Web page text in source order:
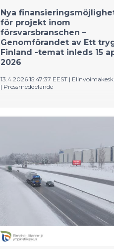
Nya
för projekt inom
försvarsbranschen –
Genomförandet av Ett
Finland -temat inleds 15
2026
13.4.2026 15:47:37 EEST |
| Pressmeddelande
riktas till offentliga aktörer för
samt små och medelstora
projekt som främjar dubbla
användningsområden. Målet är
stärka uppkomsten av
inom försvarssektorn,
tillväxt och företagens
internationalisering samt den
rörligheten och den nationella
försörjningsberedskapen.